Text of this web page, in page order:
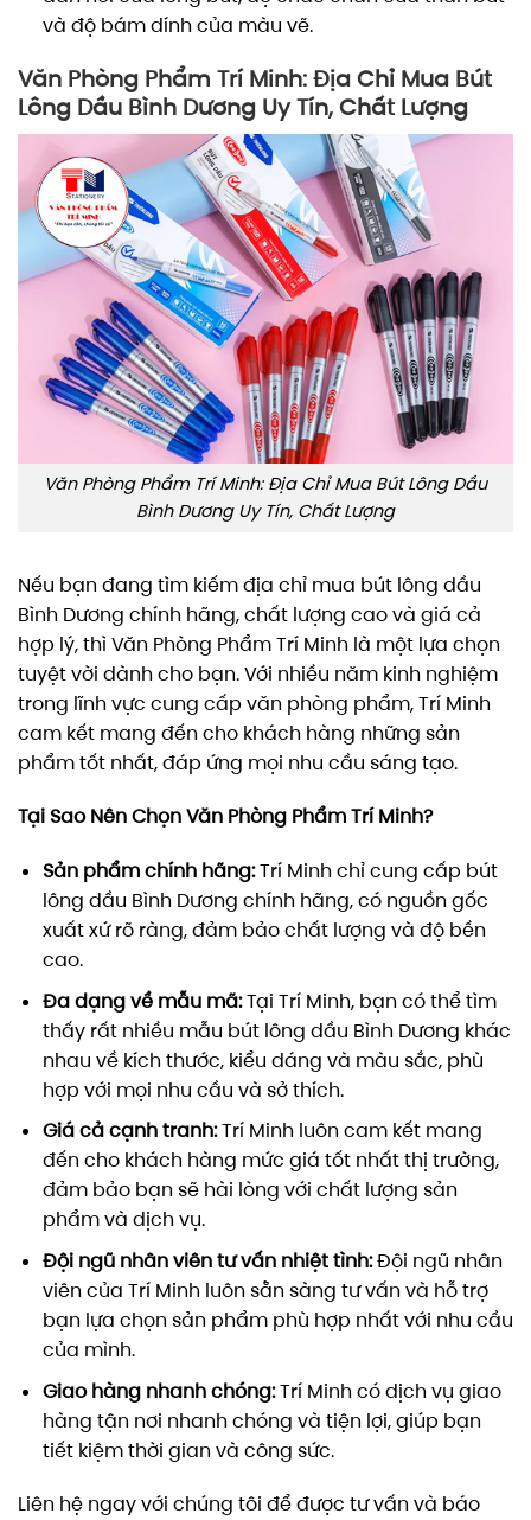
và độ bám dính của màu vẽ.
Văn Phòng Phẩm Trí Minh: Địa Chỉ Mua Bút
Lông Dầu Bình Dương Uy Tín, Chất Lượng
Văn Phòng Phẩm Trí Minh: Địa Chỉ Mua Bút Lông Dầu
Bình Dương Uy Tín, Chất Lượng
Nếu bạn đang tìm kiếm địa chỉ mua bút lông dầu
Bình Dương chính hãng, chất lượng cao và giá cả
hợp lý, thì Văn Phòng Phẩm Trí Minh là một lựa chọn
tuyệt vời dành cho bạn. Với nhiều năm kinh nghiệm
trong lĩnh vực cung cấp văn phòng phẩm, Trí Minh
cam kết mang đến cho khách hàng những sản
phẩm tốt nhất, đáp ứng mọi nhu cầu sáng tạo.
Tại Sao Nên Chọn Văn Phòng Phẩm Trí Minh?
Sản phẩm chính hãng:Trí Minh chỉ cung cấp bút
lông dầu Bình Dương chính hãng, có nguồn gốc
xuất xứ rõ ràng, đảm bảo chất lượng và độ bền
cao.
Đa dạng về mẫu mã:Tại Trí Minh, bạn có thể tìm
thấy rất nhiều mẫu bút lông dầu Bình Dương khác
nhau về kích thước, kiểu dáng và màu sắc, phù
hợp với mọi nhu cầu và sở thích.
Giá cả cạnh tranh:Trí Minh luôn cam kết mang
đến cho khách hàng mức giá tốt nhất thị trường,
đảm bảo bạn sẽ hài lòng với chất lượng sản
phẩm và dịch vụ.
Đội ngũ nhân viên tư vấn nhiệt tình:Đội ngũ nhân
viên của Trí Minh luôn sẵn sàng tư vấn và hỗ trợ
bạn lựa chọn sản phẩm phù hợp nhất với nhu cầu
của mình.
Giao hàng nhanh chóng:Trí Minh có dịch vụ giao
hàng tận nơi nhanh chóng và tiện lợi, giúp bạn
tiết kiệm thời gian và công sức.
Liên hệ ngay với chúng tôi để được tư vấn và báo